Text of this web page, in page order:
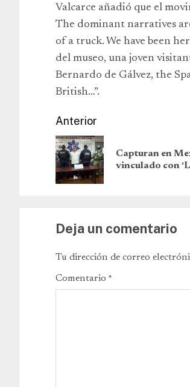
Valcarce añadió que el
The dominant narratives
of a truck. We have been
del museo, una joven
Bernardo de Gálvez, the
British…”.
Anterior
Capturan en
vinculado con
Deja un comentario
Tu dirección de correo
Comentario *